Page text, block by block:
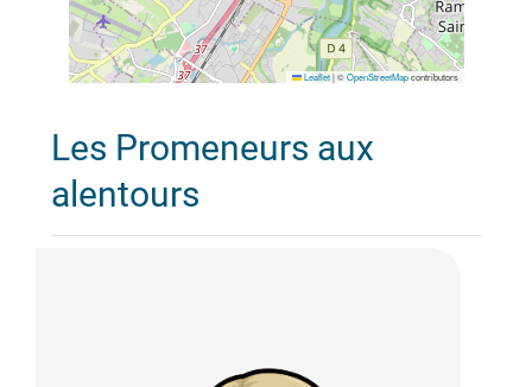
Leaflet |©OpenStreetMapcontributors
Les Promeneurs aux
alentours